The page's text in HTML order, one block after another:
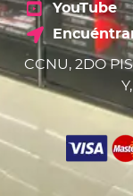
YouTube
CCNU, 2DO